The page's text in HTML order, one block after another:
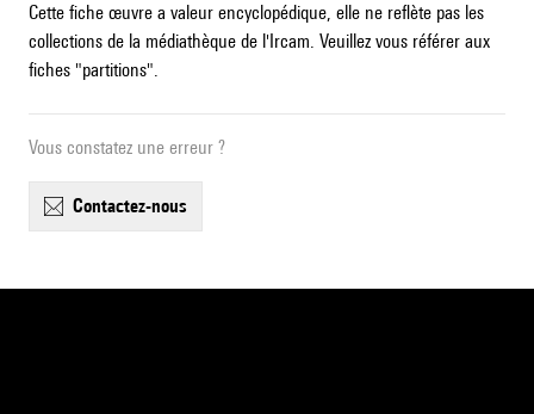
Cette fiche œuvre a valeur encyclopédique, elle ne reflète pas les
collections de la médiathèque de l'Ircam. Veuillez vous référer aux
fiches "partitions".
Vous constatez une erreur ?
contactez-nous